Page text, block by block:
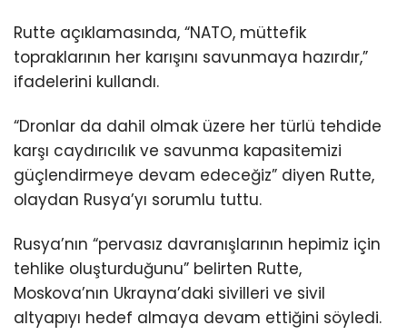
Rutte açıklamasında, “NATO, müttefik
topraklarının her karışını savunmaya hazırdır,”
ifadelerini kullandı.
“Dronlar da dahil olmak üzere her türlü tehdide
karşı caydırıcılık ve savunma kapasitemizi
güçlendirmeye devam edeceğiz” diyen Rutte,
olaydan Rusya’yı sorumlu tuttu.
Rusya’nın “pervasız davranışlarının hepimiz için
tehlike oluşturduğunu” belirten Rutte,
Moskova’nın Ukrayna’daki sivilleri ve sivil
altyapıyı hedef almaya devam ettiğini söyledi.